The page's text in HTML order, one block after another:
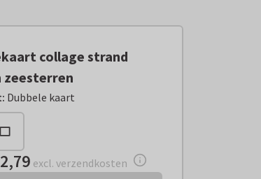
collage strand
zeesterren
: Dubbele kaart
excl. verzendkosten
2,79 excl. verzendkosten